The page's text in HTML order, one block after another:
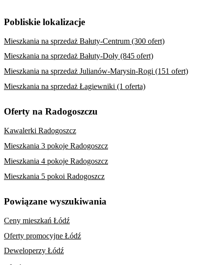
Pobliskie lokalizacje
Mieszkania na sprzedaż Bałuty-Centrum (300 ofert)
Mieszkania na sprzedaż Bałuty-Doły (845 ofert)
Mieszkania na sprzedaż Julianów-Marysin-Rogi (151 ofert)
Mieszkania na sprzedaż Łagiewniki (1 oferta)
Oferty na Radogoszczu
Kawalerki Radogoszcz
Mieszkania 3 pokoje Radogoszcz
Mieszkania 4 pokoje Radogoszcz
Mieszkania 5 pokoi Radogoszcz
Powiązane wyszukiwania
Ceny mieszkań Łódź
Oferty promocyjne Łódź
Deweloperzy Łódź